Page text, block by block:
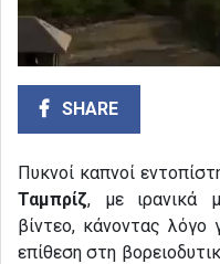
SHARE
Πυκνοί καπνοί
Ταμπρίζ, με ιρανικά
βίντεο, κάνοντας λόγο
επίθεση στη